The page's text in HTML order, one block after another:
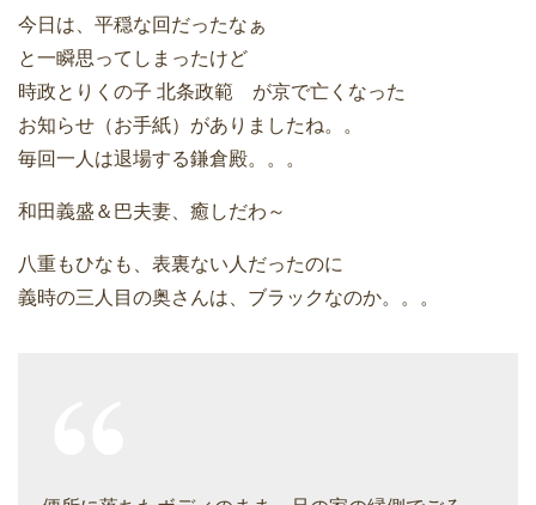
今日は、平穏な回だったなぁ
と一瞬思ってしまったけど
時政とりくの子 北条政範 が京で亡くなった
お知らせ（お手紙）がありましたね。。
毎回一人は退場する鎌倉殿。。。
和田義盛＆巴夫妻、癒しだわ～
八重もひなも、表裏ない人だったのに
義時の三人目の奥さんは、ブラックなのか。。。